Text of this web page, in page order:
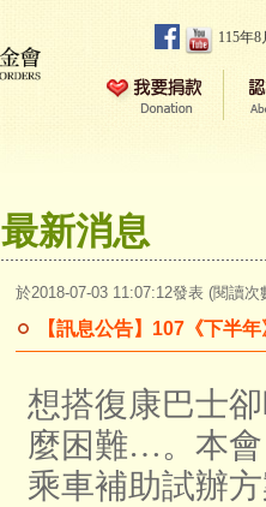
115年
最新消息
於2018-07-03 11:07:12發表 (閱讀次
【訊息公告】107《下半
想搭復康巴士
麼困難…。本會
乘車補助試辦